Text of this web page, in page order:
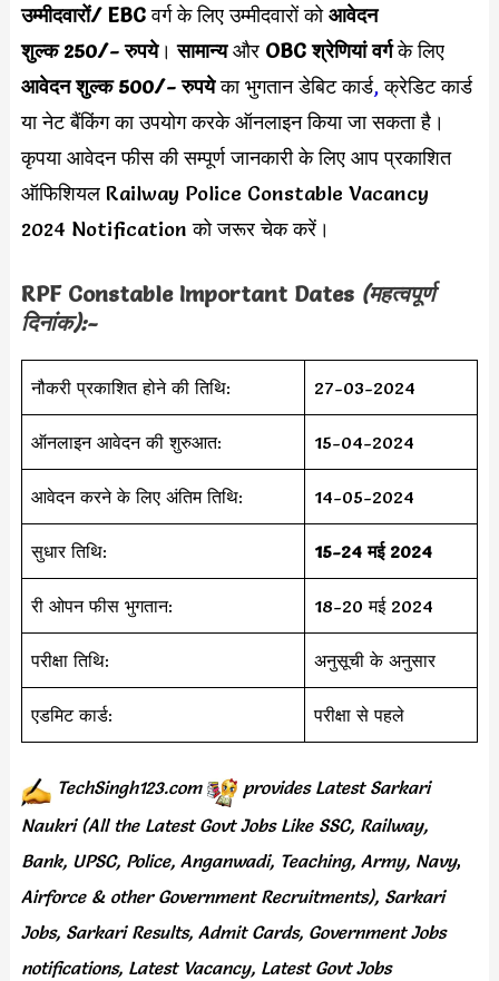
उम्मीदवारों/ EBCवर्ग के लिए उम्मीदवारों कोआवेदन
शुल्क 250/- रुपये।सामान्यऔर OBC श्रेणियां वर्गके लिए
आवेदन शुल्क 500/- रुपयेका भुगतान डेबिट कार्ड,क्रेडिट कार्ड
या नेट बैंकिंग का उपयोग करके ऑनलाइन किया जा सकता है।
कृपया आवेदन फीस की सम्पूर्ण जानकारी के लिए आप प्रकाशित
ऑफिशियल Railway Police Constable Vacancy
2024 Notification को जरूर चेक करें।
RPF Constable Important Dates (महत्वपूर्ण
दिनांक):-
नौकरी प्रकाशित होने की तिथि: 27-03-2024
ऑनलाइन आवेदन की शुरुआत: 15-04-2024
आवेदन करने के लिए अंतिम तिथि: 14-05-2024
सुधार तिथि: 15-24 मई 2024
री ओपन फीस भुगतान: 18-20 मई 2024
परीक्षा तिथि: अनुसूची के अनुसार
एडमिट कार्ड: परीक्षा से पहले
TechSingh123.com provides Latest Sarkari
Naukri (All the Latest Govt Jobs Like SSC, Railway,
Bank, UPSC, Police, Anganwadi, Teaching, Army, Navy,
Airforce & other Government Recruitments), Sarkari
Jobs, Sarkari Results, Admit Cards, Government Jobs
notifications, Latest Vacancy, Latest Govt Jobs